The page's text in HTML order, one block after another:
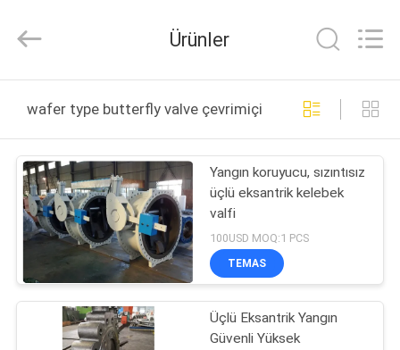
EVDE
ÜRÜN
BIZIM
HAKKIMIZDA
FABRIKA
TURU
group.
Ürünler
wafer type butterfly valve çevrimiçi üretim
Yangın koruyucu, sızıntısız
üçlü eksantrik kelebek
valfi
100USD MOQ:1 PCS
TEMAS
Üçlü Eksantrik Yangın
Güvenli Yüksek